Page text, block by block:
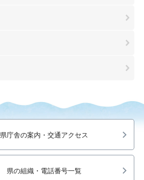
県庁舎の案内・交通アクセス
県の組織・電話番号一覧